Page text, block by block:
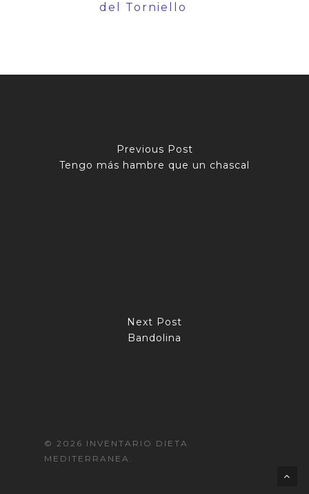
del Torniello
Previous Post
Tengo más hambre que un chascal
Next Post
Bandolina
© 2026 INVENTARIO DIETA
MEDITERRANEA.